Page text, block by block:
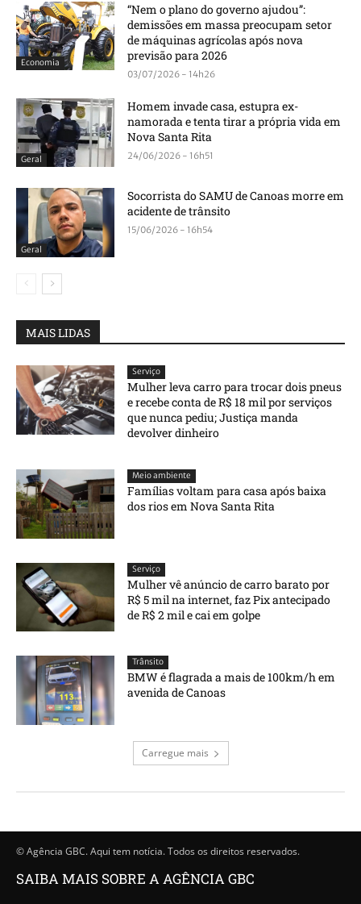
Economia
“Nem o plano do governo ajudou”:
demissões em massa preocupam setor
de máquinas agrícolas após nova
previsão para 2026
03/07/2026 - 14h26
Geral
Homem invade casa, estupra ex-
namorada e tenta tirar a própria vida em
Nova Santa Rita
24/06/2026 - 16h51
Geral
Socorrista do SAMU de Canoas morre em
acidente de trânsito
15/06/2026 - 16h54
MAIS LIDAS
Serviço
Mulher leva carro para trocar dois pneus
e recebe conta de R$ 18 mil por serviços
que nunca pediu; Justiça manda
devolver dinheiro
Meio ambiente
Famílias voltam para casa após baixa
dos rios em Nova Santa Rita
Serviço
Mulher vê anúncio de carro barato por
R$ 5 mil na internet, faz Pix antecipado
de R$ 2 mil e cai em golpe
Trânsito
BMW é flagrada a mais de 100km/h em
avenida de Canoas
Carregue mais
© Agência GBC. Aqui tem notícia. Todos os direitos reservados.
SAIBA MAIS SOBRE A AGÊNCIA GBC